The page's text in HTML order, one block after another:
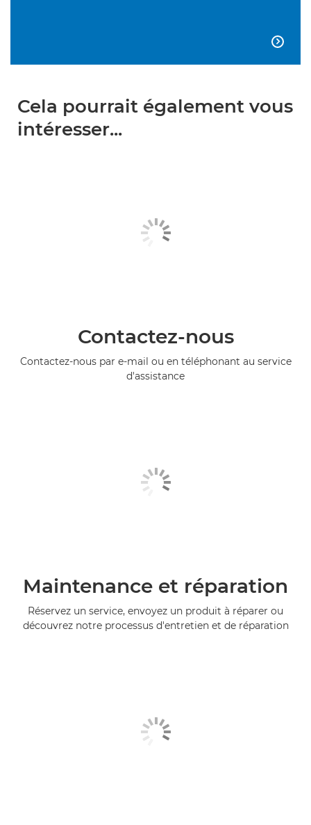

Cela pourrait également vous
intéresser...
Contactez-nous
Contactez-nous par e-mail ou en téléphonant au service
d'assistance
Maintenance et réparation
Réservez un service, envoyez un produit à réparer ou
découvrez notre processus d'entretien et de réparation